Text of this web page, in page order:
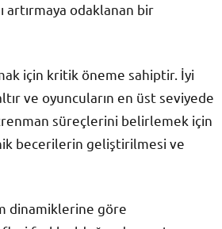
odaklanan bir
için kritik öneme sahiptir. İyi
ve oyuncuların en üst seviyede
süreçlerini belirlemek için
becerilerin geliştirilmesi ve
dinamiklerine göre